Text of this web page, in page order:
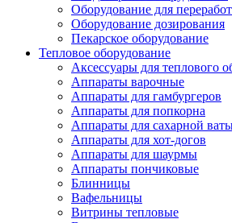
Оборудование для
Оборудование дозирования
Пекарское оборудование
Тепловое оборудование
Аксессуары для теплового
Аппараты варочные
Аппараты для гамбургеров
Аппараты для попкорна
Аппараты для сахарной
Аппараты для хот-догов
Аппараты для шаурмы
Аппараты пончиковые
Блинницы
Вафельницы
Витрины тепловые